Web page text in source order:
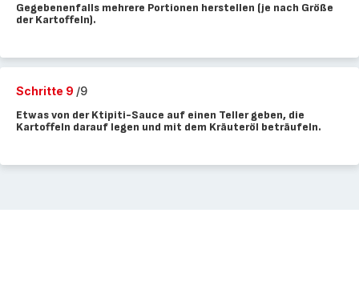
Gegebenenfalls mehrere Portionen herstellen (je nach Größe
der Kartoffeln).
Schritte 9 /9
Etwas von der Ktipiti-Sauce auf einen Teller geben, die
Kartoffeln darauf legen und mit dem Kräuteröl beträufeln.